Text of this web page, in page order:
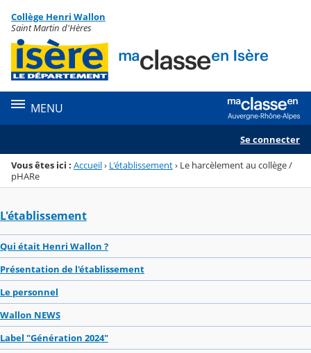
Menu de la rubrique
Contenu
Collège Henri Wallon
Saint Martin d'Hères
MENU
Se connecter
Vous êtes ici : Accueil› L'établissement› Le harcèlement au collège /
pHARe
L'établissement
Qui était Henri Wallon ?
Présentation de l'établissement
Le personnel
Wallon NEWS
Label "Génération 2024"